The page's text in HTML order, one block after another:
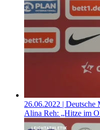
26.06.2022 | Deutsche
Alina Reh: „Hitze im